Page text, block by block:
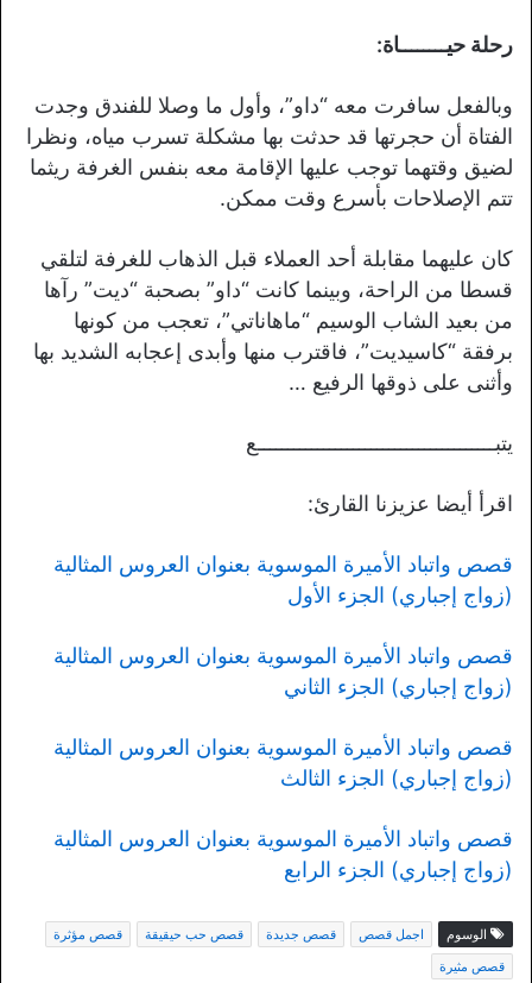
رحلة حيــــــــاة:
وبالفعل سافرت معه “داو”، وأول ما وصلا للفندق وجدت
الفتاة أن حجرتها قد حدثت بها مشكلة تسرب مياه، ونظرا
لضيق وقتهما توجب عليها الإقامة معه بنفس الغرفة ريثما
تتم الإصلاحات بأسرع وقت ممكن.
كان عليهما مقابلة أحد العملاء قبل الذهاب للغرفة لتلقي
قسطا من الراحة، وبينما كانت “داو” بصحبة “ديت” رآها
من بعيد الشاب الوسيم “ماهاناتي”، تعجب من كونها
برفقة “كاسيديت”، فاقترب منها وأبدى إعجابه الشديد بها
وأثنى على ذوقها الرفيع …
يتبــــــــــــــــــــــــــــــــــــــــع
اقرأ أيضا عزيزنا القارئ:
قصص واتباد الأميرة الموسوية بعنوان العروس المثالية
(زواج إجباري) الجزء الأول
قصص واتباد الأميرة الموسوية بعنوان العروس المثالية
(زواج إجباري) الجزء الثاني
قصص واتباد الأميرة الموسوية بعنوان العروس المثالية
(زواج إجباري) الجزء الثالث
قصص واتباد الأميرة الموسوية بعنوان العروس المثالية
(زواج إجباري) الجزء الرابع
الوسوم اجمل قصص قصص جديدة قصص حب حيقيقة
قصص مؤثرة
قصص مثيرة